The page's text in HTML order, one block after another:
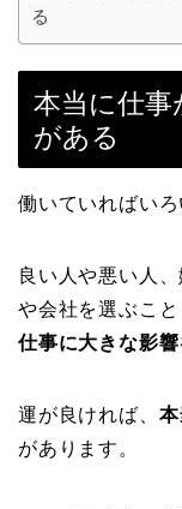
る
本当に仕事
がある
働いていればい
良い人や悪い人
や会社を選ぶこと
仕事に大きな影
運が良ければ、
があります。